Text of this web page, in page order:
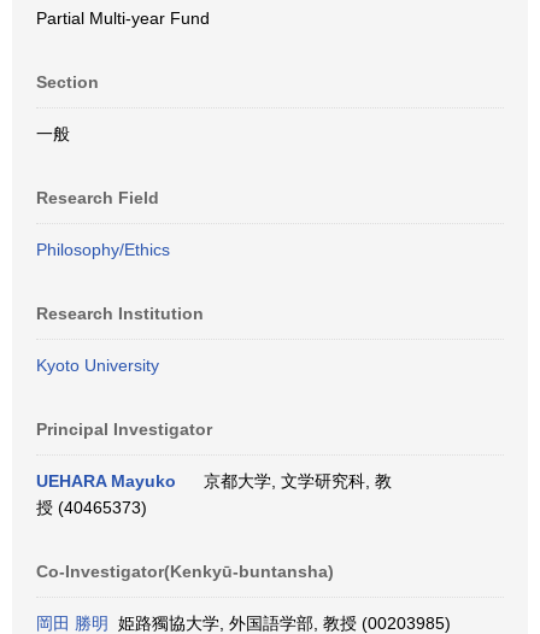
Partial Multi-year Fund
Section
一般
Research Field
Philosophy/Ethics
Research Institution
Kyoto University
Principal Investigator
UEHARA Mayuko
京都大学, 文学研究科, 教
授 (40465373)
Co-Investigator(Kenkyū-buntansha)
岡田 勝明
姫路獨協大学, 外国語学部, 教授 (00203985)